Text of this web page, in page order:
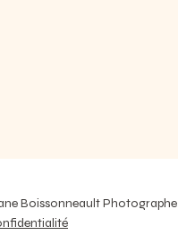
Boissonneault Photographe